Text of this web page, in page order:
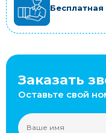
Заказать
Оставьте свой